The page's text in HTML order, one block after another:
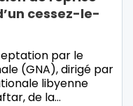
cessez-le-
par le
(GNA), dirigé par
libyenne
de la…